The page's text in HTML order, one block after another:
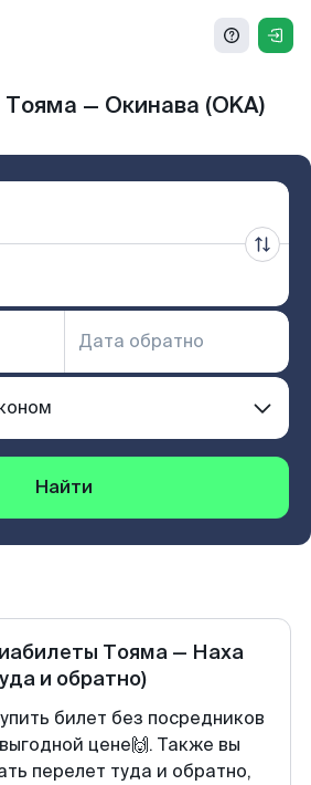
— Окинава (OKA)
Найти
Тояма— Наха
и обратно)
билет без посредников
цене🙌. Также вы
перелет туда и обратно,